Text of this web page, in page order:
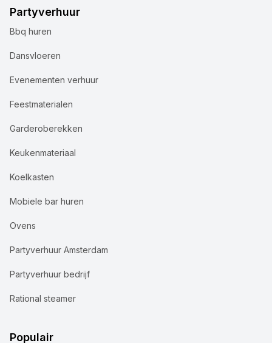
Partyverhuur
Bbq huren
Dansvloeren
Evenementen verhuur
Feestmaterialen
Garderoberekken
Keukenmateriaal
Koelkasten
Mobiele bar huren
Ovens
Partyverhuur Amsterdam
Partyverhuur bedrijf
Rational steamer
Populair